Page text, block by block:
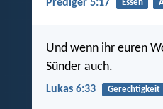
Prediger 5:17 Essen
Und wenn ihr euren
Sünder auch.
Lukas 6:33 Gerechtigkeit